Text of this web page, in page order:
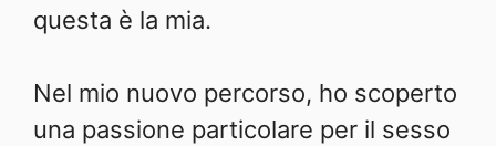
questa è la mia.
Nel mio nuovo percorso, ho scoperto
una passione particolare per il sesso